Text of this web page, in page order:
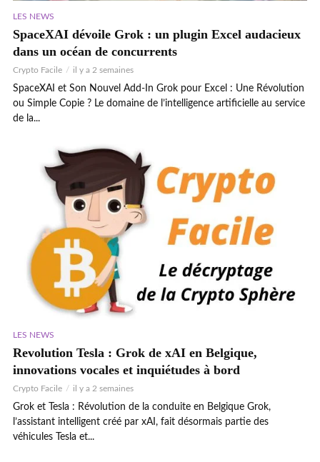
LES NEWS
SpaceXAI dévoile Grok : un plugin Excel audacieux
dans un océan de concurrents
Crypto Facile il y a 2 semaines
SpaceXAI et Son Nouvel Add-In Grok pour Excel : Une Révolution
ou Simple Copie ? Le domaine de l’intelligence artificielle au service
de la...
LES NEWS
Revolution Tesla : Grok de xAI en Belgique,
innovations vocales et inquiétudes à bord
Crypto Facile il y a 2 semaines
Grok et Tesla : Révolution de la conduite en Belgique Grok,
l’assistant intelligent créé par xAI, fait désormais partie des
véhicules Tesla et...